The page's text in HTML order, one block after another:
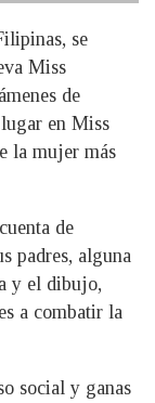
se
Miss
de
en Miss
la mujer más
de
padres, alguna
y el dibujo,
a combatir la
social y ganas